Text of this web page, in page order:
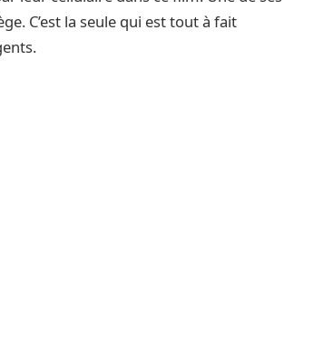
C’est la seule qui est tout à fait